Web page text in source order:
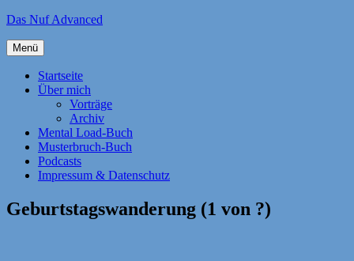
Zum
springen
Das Nuf Advanced
Menü
Startseite
Über mich
Vorträge
Archiv
Mental Load-Buch
Musterbruch-Buch
Podcasts
Impressum & Datenschutz
Geburtstagswanderung (1 von ?)